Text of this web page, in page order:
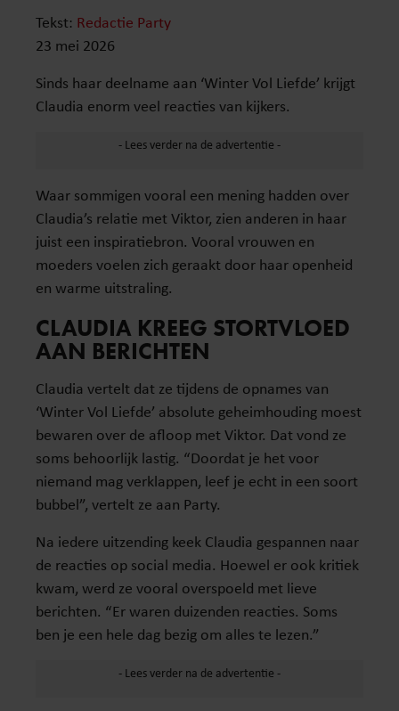
Tekst: Redactie Party
23 mei 2026
Sinds haar deelname aan ‘Winter Vol Liefde’ krijgt
Claudia enorm veel reacties van kijkers.
Waar sommigen vooral een mening hadden over
Claudia’s relatie met Viktor, zien anderen in haar
juist een inspiratiebron. Vooral vrouwen en
moeders voelen zich geraakt door haar openheid
en warme uitstraling.
CLAUDIA KREEG STORTVLOED
AAN BERICHTEN
Claudia vertelt dat ze tijdens de opnames van
‘Winter Vol Liefde’ absolute geheimhouding moest
bewaren over de afloop met Viktor. Dat vond ze
soms behoorlijk lastig. “Doordat je het voor
niemand mag verklappen, leef je echt in een soort
bubbel”, vertelt ze aan Party.
Na iedere uitzending keek Claudia gespannen naar
de reacties op social media. Hoewel er ook kritiek
kwam, werd ze vooral overspoeld met lieve
berichten. “Er waren duizenden reacties. Soms
ben je een hele dag bezig om alles te lezen.”